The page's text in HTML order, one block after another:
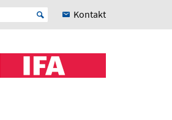
Kontakt